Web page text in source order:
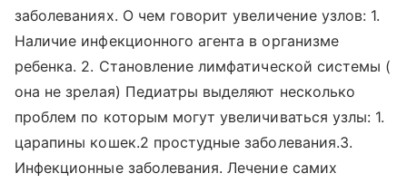
заболеваниях. О чем говорит увеличение узлов: 1.
Наличие инфекционного агента в организме
ребенка. 2. Становление лимфатической системы (
она не зрелая) Педиатры выделяют несколько
проблем по которым могут увеличиваться узлы: 1.
царапины кошек.2 простудные заболевания.3.
Инфекционные заболевания. Лечение самих